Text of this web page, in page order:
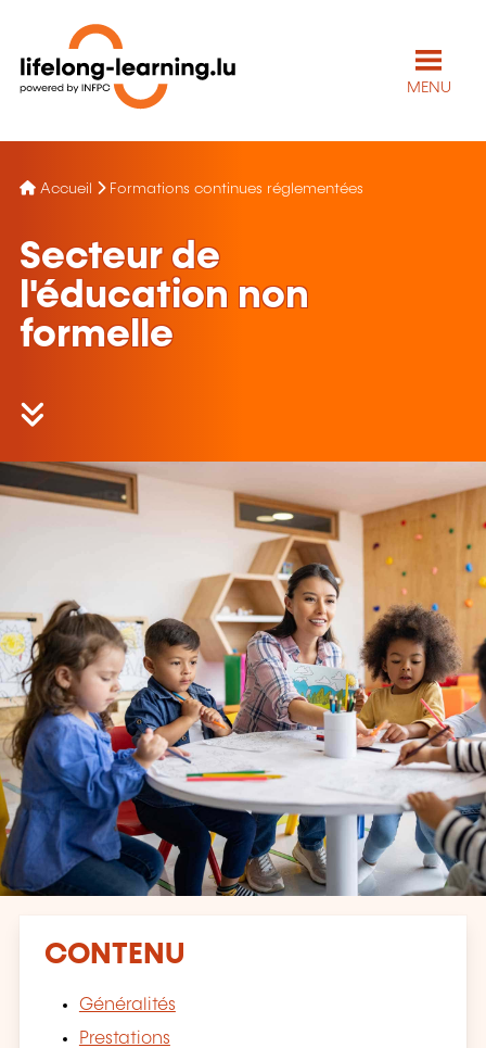
MENU
Accueil Formations continues réglementées
Secteur de
l'éducation non
formelle
CONTENU
Généralités
Prestations